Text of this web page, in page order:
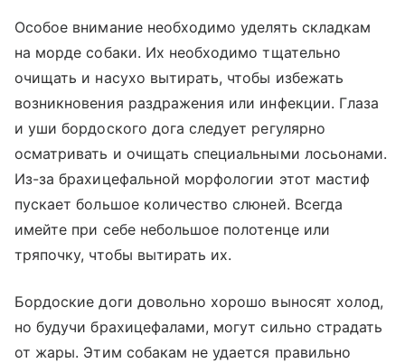
Особое внимание необходимо уделять складкам
на морде собаки. Их необходимо тщательно
очищать и насухо вытирать, чтобы избежать
возникновения раздражения или инфекции. Глаза
и уши бордоского дога следует регулярно
осматривать и очищать специальными лосьонами.
Из-за брахицефальной морфологии этот мастиф
пускает большое количество слюней. Всегда
имейте при себе небольшое полотенце или
тряпочку, чтобы вытирать их.
Бордоские доги довольно хорошо выносят холод,
но будучи брахицефалами, могут сильно страдать
от жары. Этим собакам не удается правильно